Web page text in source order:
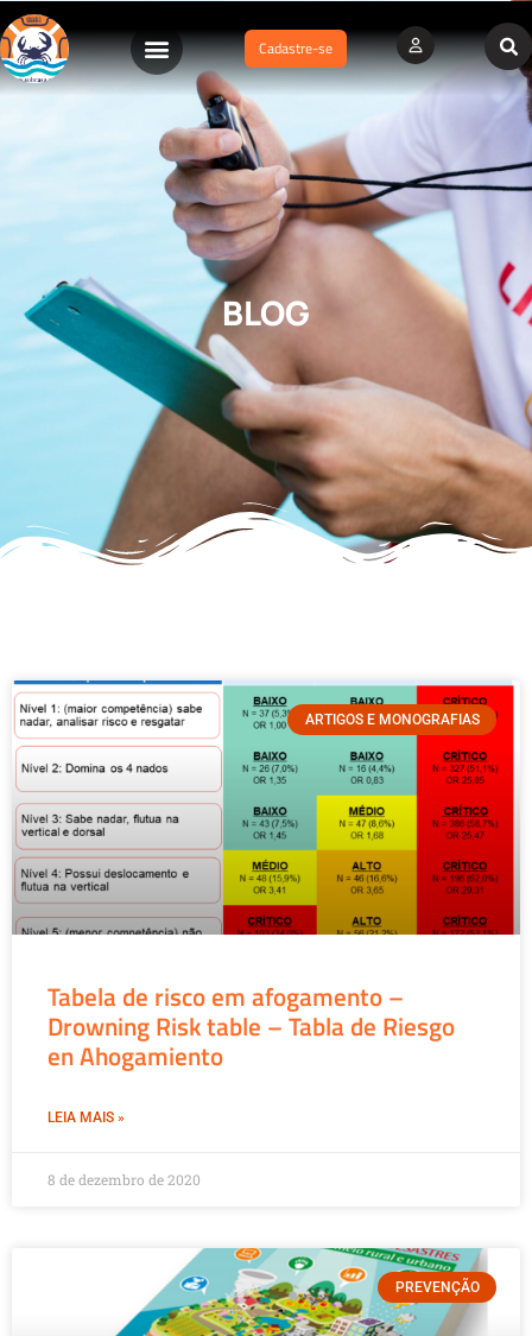
Cadastre-se
BLOG
ARTIGOS E MONOGRAFIAS
Tabela de risco em afogamento –
Drowning Risk table – Tabla de Riesgo
en Ahogamiento
LEIA MAIS »
8 de dezembro de 2020
PREVENÇÃO